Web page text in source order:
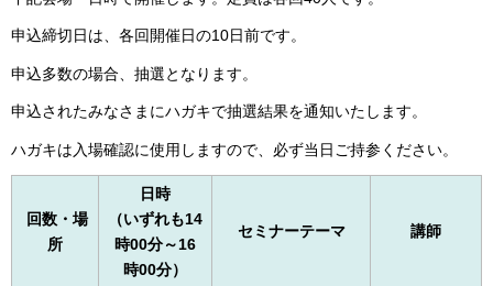
申込締切日は、各回開催日の10日前です。
申込多数の場合、抽選となります。
申込されたみなさまにハガキで抽選結果を通知いたします。
ハガキは入場確認に使用しますので、必ず当日ご持参ください。
回数・場
所
日時
（いずれも14
時00分～16
時00分）
セミナーテーマ 講師